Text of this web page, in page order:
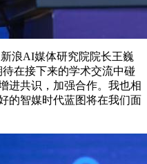
浪AI媒体研究院院长王巍
在接下来的学术交流中碰
进共识，加强合作。我也相
的智媒时代蓝图将在我们面